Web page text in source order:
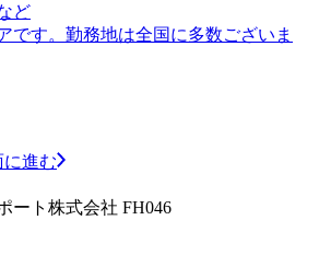
ど
です。勤務地は全国に多数ございま
に進む
ート株式会社 FH046